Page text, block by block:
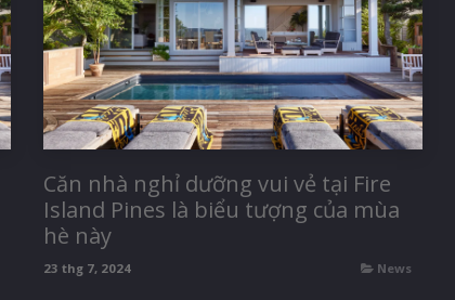
Căn nhà nghỉ dưỡng vui vẻ tại Fire
Island Pines là biểu tượng của mùa
hè này
23 thg 7, 2024 News